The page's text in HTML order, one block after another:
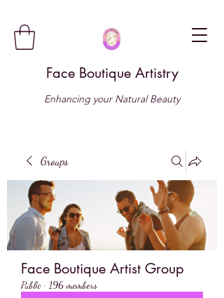
Face Boutique Artistry
Enhancing your Natural Beauty
Groups
Face Boutique Artist Group
Public · 196 members